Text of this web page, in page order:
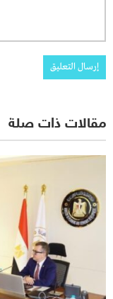
مقالات ذات صلة